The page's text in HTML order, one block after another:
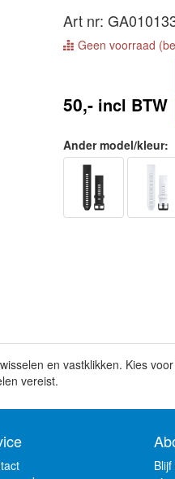
Art nr:
Geen voorraad
50,- incl BTW
Ander model/kleur:
en vastklikken. Kies
vereist.